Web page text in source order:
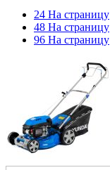
24 На страницу
48 На страницу
96 На страницу